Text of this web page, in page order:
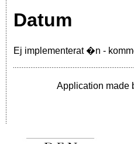
Datum
Ej implementerat �n -
Application made